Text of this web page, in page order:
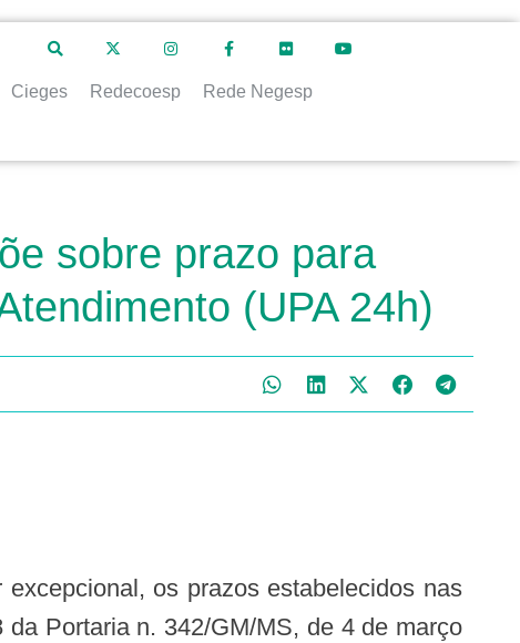
Cieges Redecoesp Rede Negesp
sobre prazo para
(UPA 24h)
Portaria n. 342/GM/MS, de 4 de março